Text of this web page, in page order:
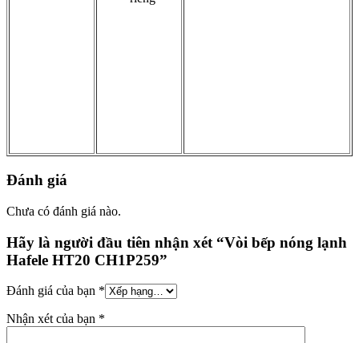
Đánh giá
Chưa có đánh giá nào.
Hãy là người đầu tiên nhận xét “Vòi bếp nóng lạnh
Hafele HT20 CH1P259”
Đánh giá của bạn *
Nhận xét của bạn *